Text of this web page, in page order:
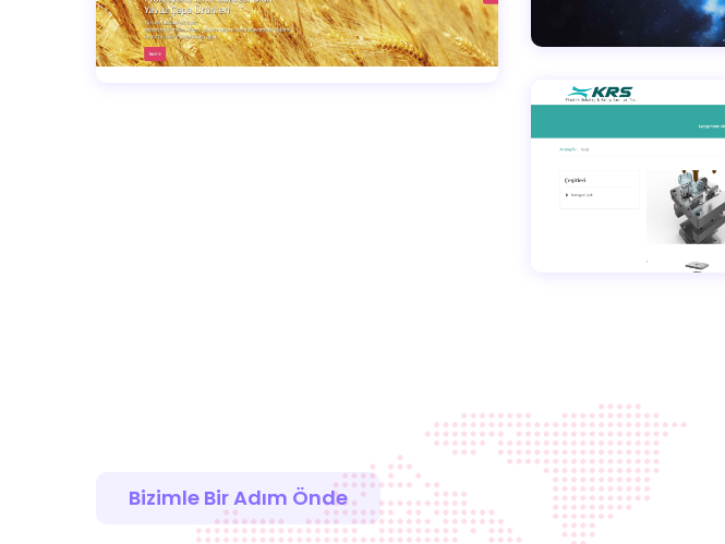
Bizimle Bir Adım Önde